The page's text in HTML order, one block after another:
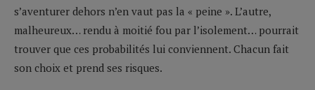
s’aventurer dehors n’en vaut pas la « peine ». L’autre,
malheureux… rendu à moitié fou par l’isolement… pourrait
trouver que ces probabilités lui conviennent. Chacun fait
son choix et prend ses risques.